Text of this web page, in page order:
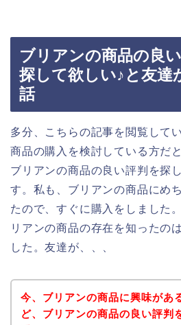
ブリアンの商品の良
探して欲しい♪と友達
話
多分、こちらの記事を閲覧して
商品の購入を検討している方だ
ブリアンの商品の良い評判を探
す。私も、ブリアンの商品にめ
たので、すぐに購入をしました
リアンの商品の存在を知ったの
した。友達が、、、
今、ブリアンの商品に興味があ
ど、ブリアンの商品の良い評判